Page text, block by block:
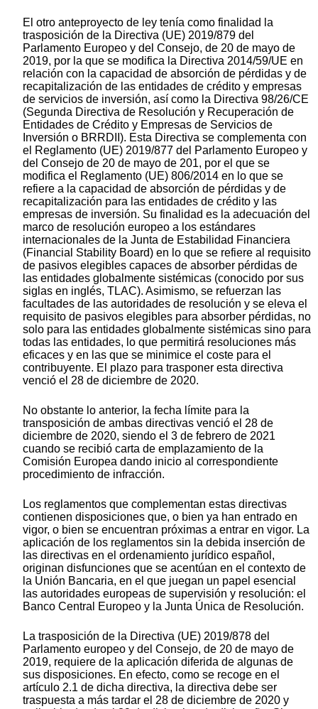
El otro anteproyecto de ley tenía como finalidad la
trasposición de la Directiva (UE) 2019/879 del
Parlamento Europeo y del Consejo, de 20 de mayo de
2019, por la que se modifica la Directiva 2014/59/UE en
relación con la capacidad de absorción de pérdidas y de
recapitalización de las entidades de crédito y empresas
de servicios de inversión, así como la Directiva 98/26/CE
(Segunda Directiva de Resolución y Recuperación de
Entidades de Crédito y Empresas de Servicios de
Inversión o BRRDII). Esta Directiva se complementa con
el Reglamento (UE) 2019/877 del Parlamento Europeo y
del Consejo de 20 de mayo de 201, por el que se
modifica el Reglamento (UE) 806/2014 en lo que se
refiere a la capacidad de absorción de pérdidas y de
recapitalización para las entidades de crédito y las
empresas de inversión. Su finalidad es la adecuación del
marco de resolución europeo a los estándares
internacionales de la Junta de Estabilidad Financiera
(Financial Stability Board) en lo que se refiere al requisito
de pasivos elegibles capaces de absorber pérdidas de
las entidades globalmente sistémicas (conocido por sus
siglas en inglés, TLAC). Asimismo, se refuerzan las
facultades de las autoridades de resolución y se eleva el
requisito de pasivos elegibles para absorber pérdidas, no
solo para las entidades globalmente sistémicas sino para
todas las entidades, lo que permitirá resoluciones más
eficaces y en las que se minimice el coste para el
contribuyente. El plazo para trasponer esta directiva
venció el 28 de diciembre de 2020.
No obstante lo anterior, la fecha límite para la
transposición de ambas directivas venció el 28 de
diciembre de 2020, siendo el 3 de febrero de 2021
cuando se recibió carta de emplazamiento de la
Comisión Europea dando inicio al correspondiente
procedimiento de infracción.
Los reglamentos que complementan estas directivas
contienen disposiciones que, o bien ya han entrado en
vigor, o bien se encuentran próximas a entrar en vigor. La
aplicación de los reglamentos sin la debida inserción de
las directivas en el ordenamiento jurídico español,
originan disfunciones que se acentúan en el contexto de
la Unión Bancaria, en el que juegan un papel esencial
las autoridades europeas de supervisión y resolución: el
Banco Central Europeo y la Junta Única de Resolución.
La trasposición de la Directiva (UE) 2019/878 del
Parlamento europeo y del Consejo, de 20 de mayo de
2019, requiere de la aplicación diferida de algunas de
sus disposiciones. En efecto, como se recoge en el
artículo 2.1 de dicha directiva, la directiva debe ser
traspuesta a más tardar el 28 de diciembre de 2020 y